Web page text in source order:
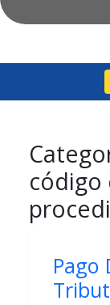
código
Pago